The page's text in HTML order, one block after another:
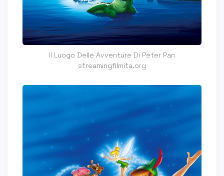
Il Luogo Delle Avventure Di Peter Pan
streamingfilmita.org